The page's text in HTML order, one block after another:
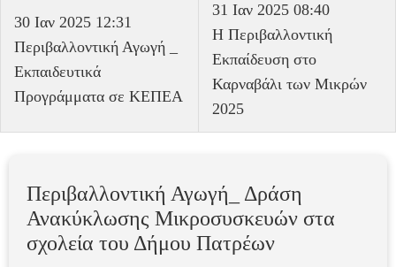
30 Ιαν 2025 12:31
Περιβαλλοντική Αγωγή _
Εκπαιδευτικά
Προγράμματα σε ΚΕΠΕΑ
31 Ιαν 2025 08:40
Η Περιβαλλοντική
Εκπαίδευση στο
Καρναβάλι των Μικρών
2025
Περιβαλλοντική Αγωγή_ Δράση
Ανακύκλωσης Μικροσυσκευών στα
σχολεία του Δήμου Πατρέων